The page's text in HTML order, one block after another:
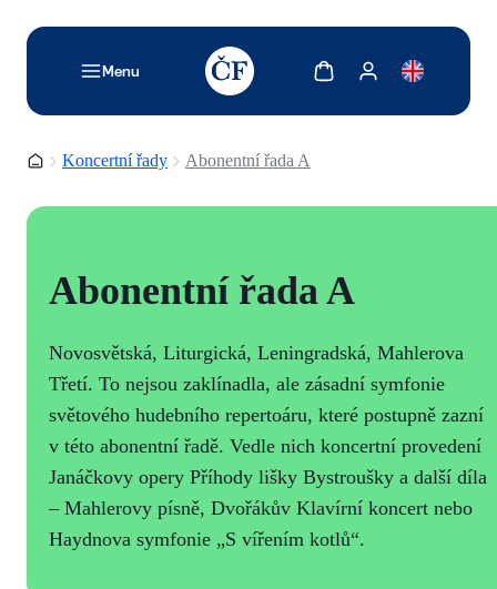
Menu
TODO: Add description for reader
Zobrazit košíkZobrazit můj účet
Domovská stránka
Koncertní řady Abonentní řada A
Abonentní řada A
Novosvětská, Liturgická, Leningradská, Mahlerova
Třetí. To nejsou zaklínadla, ale zásadní symfonie
světového hudebního repertoáru, které postupně zazní
v této abonentní řadě. Vedle nich koncertní provedení
Janáčkovy opery Příhody lišky Bystroušky a další díla
– Mahlerovy písně, Dvořákův Klavírní koncert nebo
Haydnova symfonie „S vířením kotlů“.